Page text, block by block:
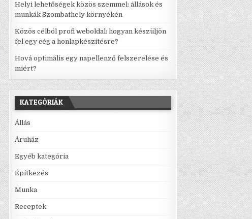
Helyi lehetőségek közös szemmel: állások és
munkák Szombathely környékén
Közös célból profi weboldal: hogyan készüljön
fel egy cég a honlapkészítésre?
Hová optimális egy napellenző felszerelése és
miért?
KATEGÓRIÁK
Állás
Áruház
Egyéb kategória
Építkezés
Munka
Receptek